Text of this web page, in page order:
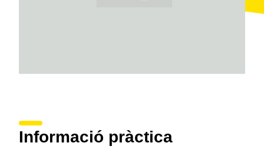
Informació pràctica